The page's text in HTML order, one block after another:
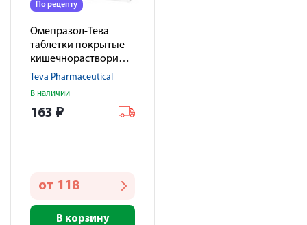
По рецепту
Омепразол-Тева
таблетки покрытые
кишечнорастворимой
оболочкой 40мг №28
Teva Pharmaceutical
В наличии
163 ₽
от 118
В корзину